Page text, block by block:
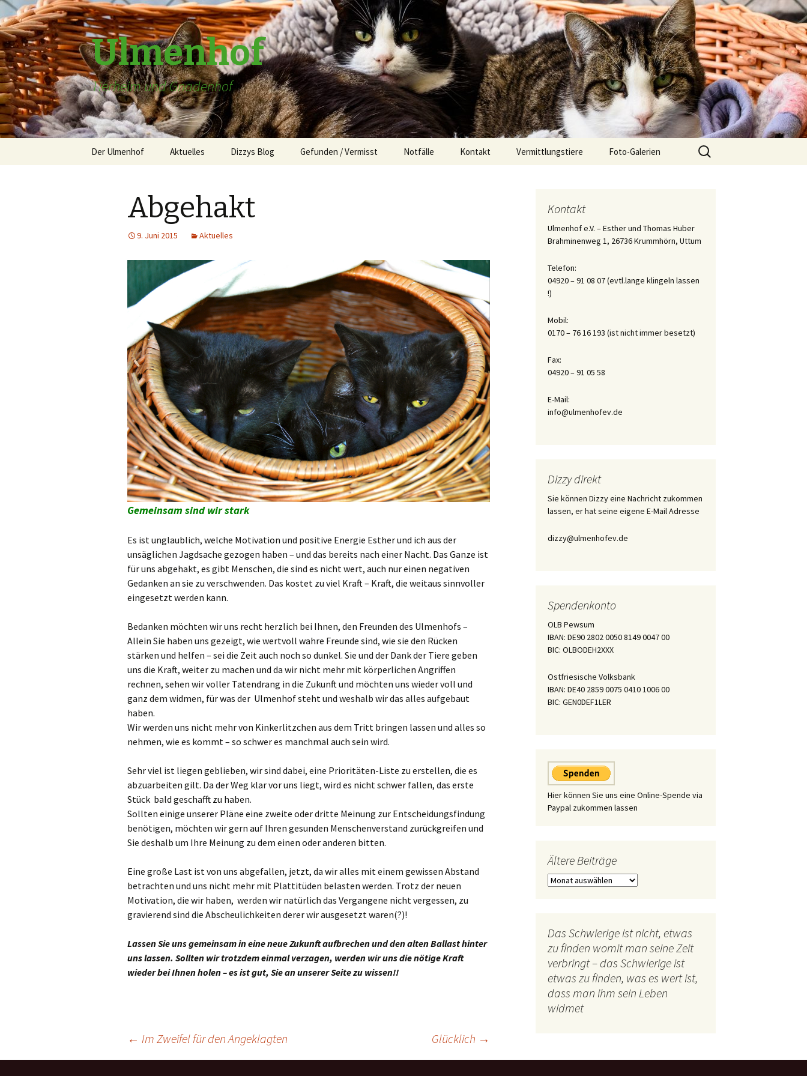
Ulmenhof
Tierheim und Gnadenhof
Der Ulmenhof
Patenschaften
Die alte Homepage
Aktuelles Dizzys Blog Gefunden / Vermisst Notfälle Kontakt Vermittlungstiere
Erfolgsgeschichten
Foto-Galerien
Die Aufzucht von
Katerchen „Eisi Gulp“
Suchen
nach:
Abgehakt
9. Juni 2015 Aktuelles
Gemeinsam sind wir stark
Es ist unglaublich, welche Motivation und positive Energie Esther und ich aus der
unsäglichen Jagdsache gezogen haben – und das bereits nach einer Nacht. Das Ganze ist
für uns abgehakt, es gibt Menschen, die sind es nicht wert, auch nur einen negativen
Gedanken an sie zu verschwenden. Das kostet zu viel Kraft – Kraft, die weitaus sinnvoller
eingesetzt werden kann.
Bedanken möchten wir uns recht herzlich bei Ihnen, den Freunden des Ulmenhofs –
Allein Sie haben uns gezeigt, wie wertvoll wahre Freunde sind, wie sie den Rücken
stärken und helfen – sei die Zeit auch noch so dunkel. Sie und der Dank der Tiere geben
uns die Kraft, weiter zu machen und da wir nicht mehr mit körperlichen Angriffen
rechnen, sehen wir voller Tatendrang in die Zukunft und möchten uns wieder voll und
ganz dem widmen, für was der Ulmenhof steht und weshalb wir das alles aufgebaut
haben.
Wir werden uns nicht mehr von Kinkerlitzchen aus dem Tritt bringen lassen und alles so
nehmen, wie es kommt – so schwer es manchmal auch sein wird.
Sehr viel ist liegen geblieben, wir sind dabei, eine Prioritäten-Liste zu erstellen, die es
abzuarbeiten gilt. Da der Weg klar vor uns liegt, wird es nicht schwer fallen, das erste
Stück bald geschafft zu haben.
Sollten einige unserer Pläne eine zweite oder dritte Meinung zur Entscheidungsfindung
benötigen, möchten wir gern auf Ihren gesunden Menschenverstand zurückgreifen und
Sie deshalb um Ihre Meinung zu dem einen oder anderen bitten.
Eine große Last ist von uns abgefallen, jetzt, da wir alles mit einem gewissen Abstand
betrachten und uns nicht mehr mit Plattitüden belasten werden. Trotz der neuen
Motivation, die wir haben, werden wir natürlich das Vergangene nicht vergessen, zu
gravierend sind die Abscheulichkeiten derer wir ausgesetzt waren(?)!
Lassen Sie uns gemeinsam in eine neue Zukunft aufbrechen und den alten Ballast hinter
uns lassen. Sollten wir trotzdem einmal verzagen, werden wir uns die nötige Kraft
wieder bei Ihnen holen – es ist gut, Sie an unserer Seite zu wissen!!
← Im Zweifel für den Angeklagten Glücklich →
Kontakt
Ulmenhof e.V. – Esther und Thomas Huber
Brahminenweg 1, 26736 Krummhörn, Uttum
Telefon:
04920 – 91 08 07 (evtl.lange klingeln lassen
!)
Mobil:
0170 – 76 16 193 (ist nicht immer besetzt)
Fax:
04920 – 91 05 58
E-Mail:
info@ulmenhofev.de
Dizzy direkt
Sie können Dizzy eine Nachricht zukommen
lassen, er hat seine eigene E-Mail Adresse
dizzy@ulmenhofev.de
Spendenkonto
OLB Pewsum
IBAN: DE90 2802 0050 8149 0047 00
BIC: OLBODEH2XXX
Ostfriesische Volksbank
IBAN: DE40 2859 0075 0410 1006 00
BIC: GEN0DEF1LER
Hier können Sie uns eine Online-Spende via
Paypal zukommen lassen
Ältere Beiträge
Ältere
Das Schwierige ist nicht, etwas
zu finden womit man seine Zeit
verbringt – das Schwierige ist
etwas zu finden, was es wert ist,
dass man ihm sein Leben
widmet